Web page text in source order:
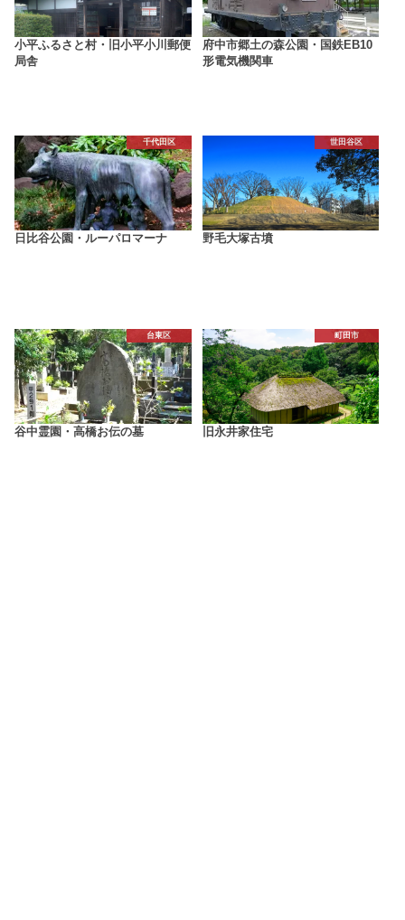
小平ふるさと村・旧小平小川郵便
局舎
府中市郷土の森公園・国鉄EB10
形電気機関車
千代田区
日比谷公園・ルーパロマーナ
世田谷区
野毛大塚古墳
台東区
谷中霊園・高橋お伝の墓
町田市
旧永井家住宅